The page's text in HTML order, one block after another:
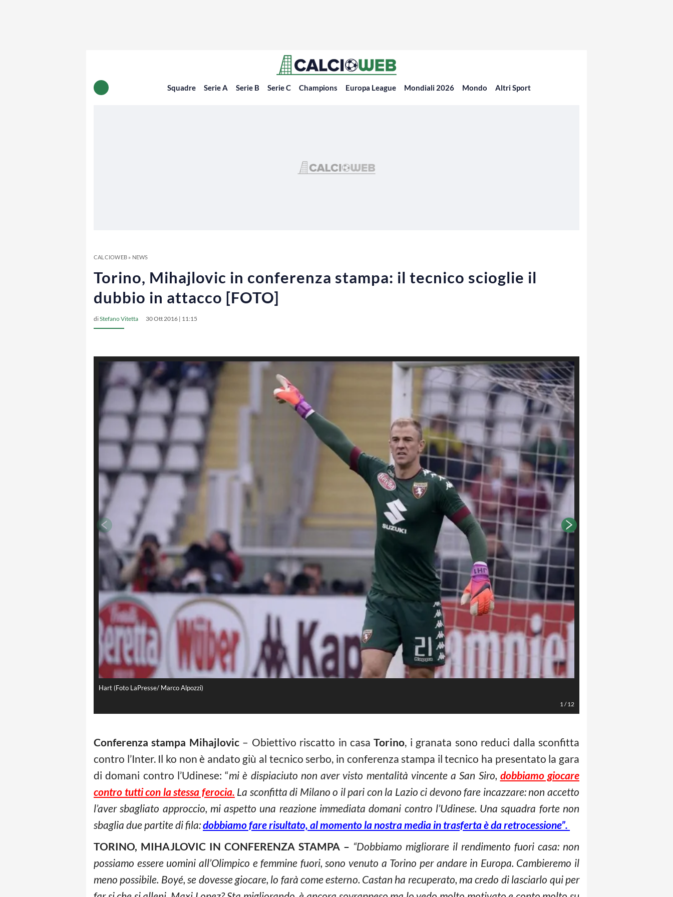
Squadre Serie A Serie B Serie C Champions Europa League Mondiali 2026 Mondo Altri Sport
CALCIOWEB» NEWS
Torino, Mihajlovic in conferenza stampa: il tecnico scioglie il
dubbio in attacco [FOTO]
diStefano Vitetta 30 Ott 2016 | 11:15
Hart (Foto LaPresse/ Marco Alpozzi)
1/12
Conferenza stampa Mihajlovic– Obiettivo riscatto in casaTorino, i granata sono reduci dalla sconfitta
contro l’Inter. Il ko non è andato giù al tecnico serbo, in conferenza stampa il tecnico ha presentato la gara
di domani contro l’Udinese: “mi è dispiaciuto non aver visto mentalità vincente a San Siro, dobbiamo giocare
contro tutti con la stessa ferocia. La sconfitta di Milano o il pari con la Lazio ci devono fare incazzare: non accetto
l’aver sbagliato approccio, mi aspetto una reazione immediata domani contro l’Udinese. Una squadra forte non
sbaglia due partite di fila:dobbiamo fare risultato, al momento la nostra media in trasferta è da retrocessione”.
TORINO, MIHAJLOVIC IN CONFERENZA STAMPA – “Dobbiamo migliorare il rendimento fuori casa: non
possiamo essere uomini all’Olimpico e femmine fuori, sono venuto a Torino per andare in Europa. Cambieremo il
meno possibile. Boyé, se dovesse giocare, lo farà come esterno. Castan ha recuperato, ma credo di lasciarlo qui per